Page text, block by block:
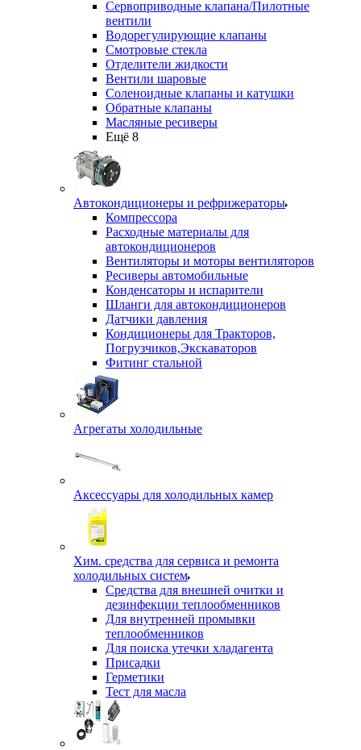
Сервоприводные клапана/Пилотные
вентили
Водорегулирующие клапаны
Смотровые стекла
Отделители жидкости
Вентили шаровые
Соленоидные клапаны и катушки
Обратные клапаны
Масляные ресиверы
Ещё 8
Автокондиционеры и рефрижераторы
Компрессора
Расходные материалы для
автокондиционеров
Вентиляторы и моторы вентиляторов
Ресиверы автомобильные
Конденсаторы и испарители
Шланги для автокондиционеров
Датчики давления
Кондиционеры для Тракторов,
Погрузчиков,Экскаваторов
Фитинг стальной
Агрегаты холодильные
Аксессуары для холодильных камер
Хим. средства для сервиса и ремонта
холодильных систем
Средства для внешней очитки и
дезинфекции теплообменников
Для внутренней промывки
теплообменников
Для поиска утечки хладагента
Присадки
Герметики
Тест для масла